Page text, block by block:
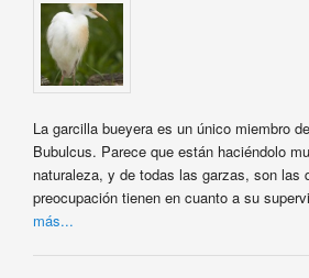
La garcilla bueyera es un único miembro
Bubulcus. Parece que están haciéndolo
naturaleza, y de todas las garzas, son las
preocupación tienen en cuanto a su
más...